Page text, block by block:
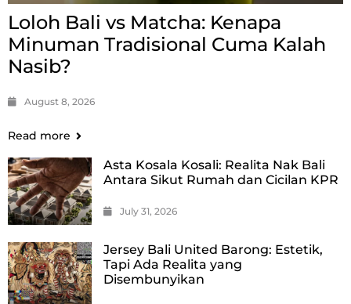
Loloh Bali vs Matcha: Kenapa
Minuman Tradisional Cuma Kalah
Nasib?
August 8, 2026
Read more
Asta Kosala Kosali: Realita Nak Bali
Antara Sikut Rumah dan Cicilan KPR
July 31, 2026
Jersey Bali United Barong: Estetik,
Tapi Ada Realita yang
Disembunyikan